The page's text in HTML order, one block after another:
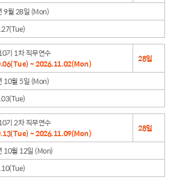
9월 28일 (Mon)
기 1차 직무연수
~ 2026.11.02(Mon)
28일
10월 5일 (Mon)
기 2차 직무연수
~ 2026.11.09(Mon)
28일
10월 12일 (Mon)